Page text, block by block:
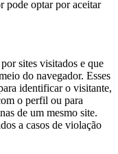
pode optar por aceitar
sites visitados e que
do navegador. Esses
identificar o visitante,
o perfil ou para
de um mesmo site.
a casos de violação